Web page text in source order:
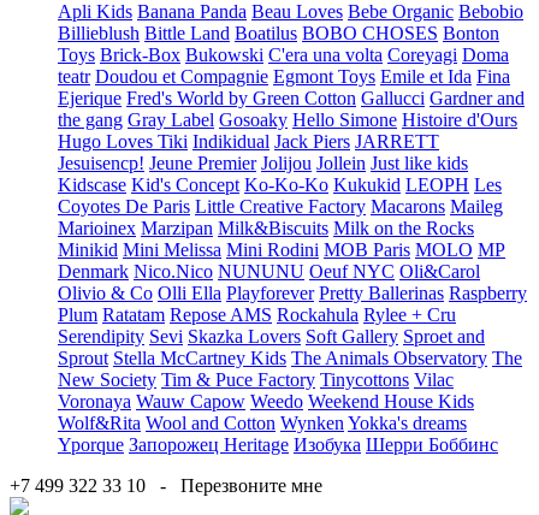
Apli Kids Banana Panda Beau Loves Bebe Organic Bebobio
Billieblush Bittle Land Boatilus BOBO CHOSES Bonton
Toys Brick-Box Bukowski C'era una volta Coreyagi Doma
teatr Doudou et Compagnie Egmont Toys Emile et Ida Fina
Ejerique Fred's World by Green Cotton Gallucci Gardner and
the gang Gray Label Gosoaky Hello Simone Histoire d'Ours
Hugo Loves Tiki Indikidual Jack Piers JARRETT
Jesuisencp! Jeune Premier Jolijou Jollein Just like kids
Kidscase Kid's Concept Ko-Ko-Ko Kukukid LEOPH Les
Coyotes De Paris Little Creative Factory Macarons Maileg
Marioinex Marzipan Milk&Biscuits Milk on the Rocks
Minikid Mini Melissa Mini Rodini MOB Paris MOLO MP
Denmark Nico.Nico NUNUNU Oeuf NYC Oli&Carol
Olivio & Co Olli Ella Playforever Pretty Ballerinas Raspberry
Plum Ratatam Repose AMS Rockahula Rylee + Cru
Serendipity Sevi Skazka Lovers Soft Gallery Sproet and
Sprout Stella McCartney Kids The Animals Observatory The
New Society Tim & Puce Factory Tinycottons Vilac
Voronaya Wauw Capow Weedo Weekend House Kids
Wolf&Rita Wool and Cotton Wynken Yokka's dreams
Yporque Запорожец Heritage Изобука Шерри Боббинс
+7 499 322 33 10 - Перезвоните мне